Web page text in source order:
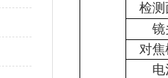
检测
镜
对
电